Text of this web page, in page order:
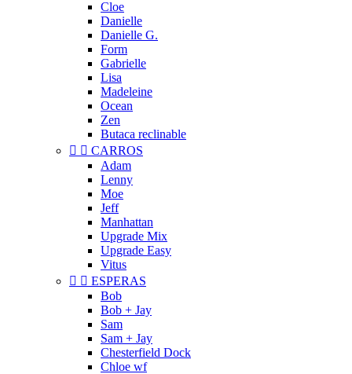
Cloe
Danielle
Danielle G.
Form
Gabrielle
Lisa
Madeleine
Ocean
Zen
Butaca reclinable
  CARROS
Adam
Lenny
Moe
Jeff
Manhattan
Upgrade Mix
Upgrade Easy
Vitus
  ESPERAS
Bob
Bob + Jay
Sam
Sam + Jay
Chesterfield Dock
Chloe wf